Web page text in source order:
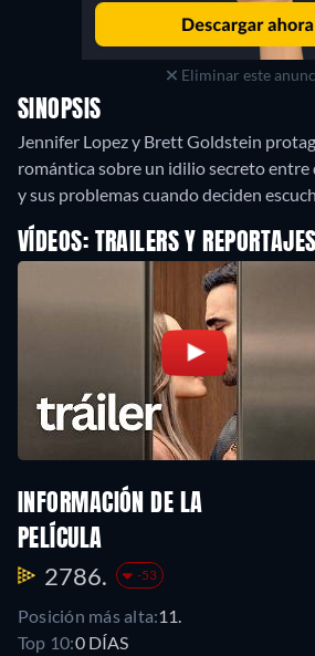
Eliminar este
SINOPSIS
Jennifer Lopez y Brett Goldstein
romántica sobre un idilio secreto
y sus problemas cuando deciden
VÍDEOS: TRAILERS Y REPORTAJES
INFORMACIÓN DE LA
PELÍCULA
2786. -53
Posición más alta:11.
Top 10:0 DÍAS